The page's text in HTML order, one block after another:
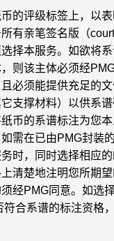
的评级标签上，以
有亲笔签名版（
择本服务。如欲将
则该主体必须经
必须能提供充足的
支撑材料）以供系
币的系谱标注为您
需在已由PMG封装
时，同时选择相应
清楚地注明您所期
经PMG同意。如选
符合系谱的标注资格